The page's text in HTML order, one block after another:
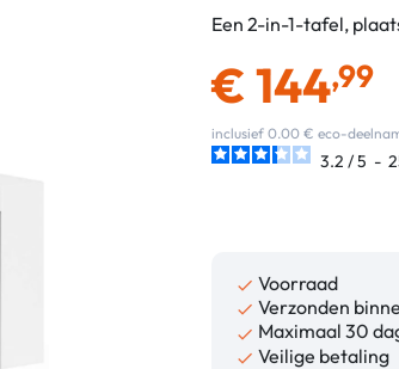
Een 2-in-1-tafel,
€ 144,99
inclusief 0.00 € eco-
3.2 /5 -
 Voorraad
 Verzonden
 Maximaal 30
 Veilige betaling